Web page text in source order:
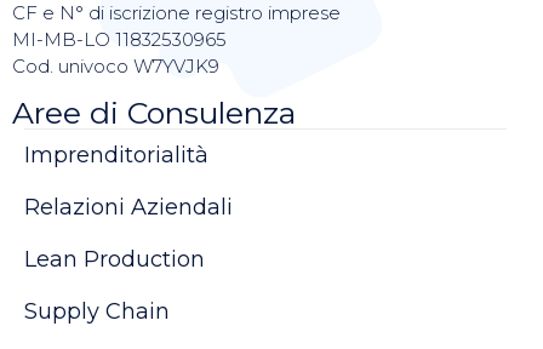
CF e N° di iscrizione registro imprese
MI-MB-LO 11832530965
Cod. univoco W7YVJK9
Aree di Consulenza
Imprenditorialità
Relazioni Aziendali
Lean Production
Supply Chain